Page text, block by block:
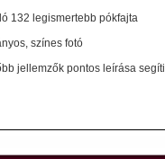
132 legismertebb pókfajta
színes fotó
jellemzők pontos leírása segíti